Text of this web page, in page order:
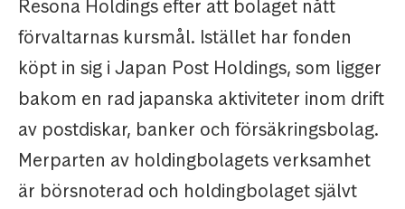
Resona Holdings efter att bolaget nått
förvaltarnas kursmål. Istället har fonden
köpt in sig i Japan Post Holdings, som ligger
bakom en rad japanska aktiviteter inom drift
av postdiskar, banker och försäkringsbolag.
Merparten av holdingbolagets verksamhet
är börsnoterad och holdingbolaget självt